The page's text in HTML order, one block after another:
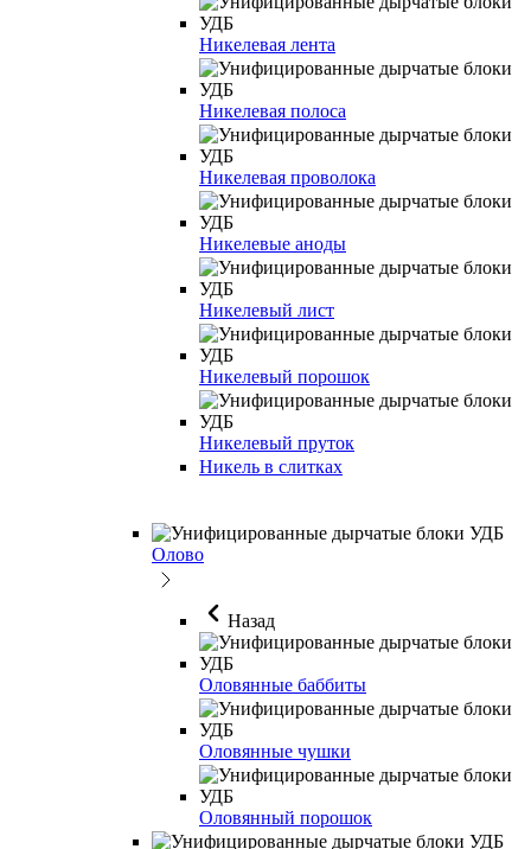
Никелевая лента
Никелевая полоса
Никелевая проволока
Никелевые аноды
Никелевый лист
Никелевый порошок
Никелевый пруток
Никель в слитках
Олово
Назад
Оловянные баббиты
Оловянные чушки
Оловянный порошок